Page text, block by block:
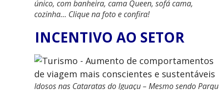
único, com banheira, cama Queen, sofá cama,
cozinha… Clique na foto e confira!
INCENTIVO AO SETOR
Idosos nas Cataratas do Iguaçu – Mesmo sendo